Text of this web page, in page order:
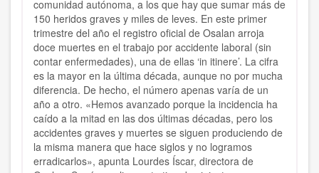
comunidad autónoma, a los que hay que sumar más de
150 heridos graves y miles de leves. En este primer
trimestre del año el registro oficial de Osalan arroja
doce muertes en el trabajo por accidente laboral (sin
contar enfermedades), una de ellas ‘in itinere’. La cifra
es la mayor en la última década, aunque no por mucha
diferencia. De hecho, el número apenas varía de un
año a otro. «Hemos avanzado porque la incidencia ha
caído a la mitad en las dos últimas décadas, pero los
accidentes graves y muertes se siguen produciendo de
la misma manera que hace siglos y no logramos
erradicarlos», apunta Lourdes Íscar, directora de